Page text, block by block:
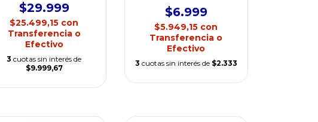
$29.999
$25.499,15 con
Transferencia o
Efectivo
3 cuotas sin interés de
$9.999,67
$6.999
$5.949,15 con
Transferencia o
Efectivo
3 cuotas sin interés de $2.333